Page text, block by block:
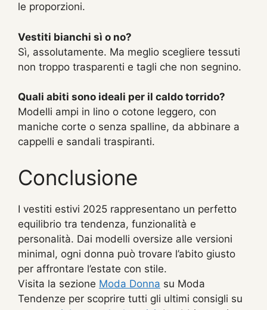
le proporzioni.
Vestiti bianchi sì o no?
Sì, assolutamente. Ma meglio scegliere tessuti
non troppo trasparenti e tagli che non segnino.
Quali abiti sono ideali per il caldo torrido?
Modelli ampi in lino o cotone leggero, con
maniche corte o senza spalline, da abbinare a
cappelli e sandali traspiranti.
Conclusione
I vestiti estivi 2025 rappresentano un perfetto
equilibrio tra tendenza, funzionalità e
personalità. Dai modelli oversize alle versioni
minimal, ogni donna può trovare l’abito giusto
per affrontare l’estate con stile.
Visita la sezione Moda Donna su Moda
Tendenze per scoprire tutti gli ultimi consigli su